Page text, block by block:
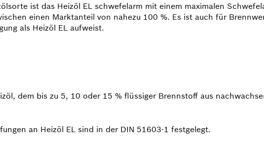
ist das Heizöl EL schwefelarm mit einem maximalen
einen Marktanteil von nahezu 100 %. Es ist auch für
als Heizöl EL aufweist.
dem bis zu 5, 10 oder 15 % flüssiger Brennstoff aus
an Heizöl EL sind in der DIN 51603-1 festgelegt.